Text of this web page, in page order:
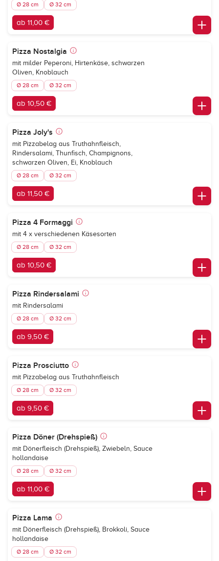
Ø 28 cm Ø 32 cm
ab 11,00 €
Pizza Nostalgia
mit milder Peperoni, Hirtenkäse, schwarzen
Oliven, Knoblauch
Ø 28 cm Ø 32 cm
ab 10,50 €
Pizza Joly's
mit Pizzabelag aus Truthahnfleisch,
Rindersalami, Thunfisch, Champignons,
schwarzen Oliven, Ei, Knoblauch
Ø 28 cm Ø 32 cm
ab 11,50 €
Pizza 4 Formaggi
mit 4 x verschiedenen Käsesorten
Ø 28 cm Ø 32 cm
ab 10,50 €
Pizza Rindersalami
mit Rindersalami
Ø 28 cm Ø 32 cm
ab 9,50 €
Pizza Prosciutto
mit Pizzabelag aus Truthahnfleisch
Ø 28 cm Ø 32 cm
ab 9,50 €
Pizza Döner (Drehspieß)
mit Dönerfleisch (Drehspieß), Zwiebeln, Sauce
hollandaise
Ø 28 cm Ø 32 cm
ab 11,00 €
Pizza Lama
mit Dönerfleisch (Drehspieß), Brokkoli, Sauce
hollandaise
Ø 28 cm Ø 32 cm